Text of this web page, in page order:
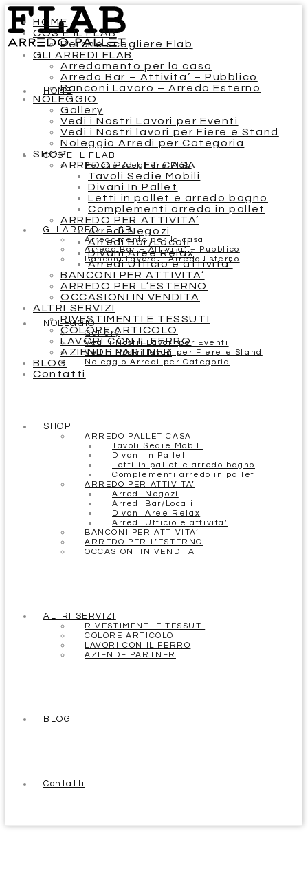
HOME
COS’E IL FLAB
Perchè scegliere Flab
GLI ARREDI FLAB
Arredamento per la casa
Arredo Bar – Attivita’ – Pubblico
Banconi Lavoro – Arredo Esterno
NOLEGGIO
Gallery
Vedi i Nostri Lavori per Eventi
Vedi i Nostri lavori per Fiere e Stand
Noleggio Arredi per Categoria
SHOP
ARREDO PALLET CASA
Tavoli Sedie Mobili
Divani In Pallet
Letti in pallet e arredo bagno
Complementi arredo in pallet
ARREDO PER ATTIVITA’
Arredi Negozi
Arredi Bar/Locali
Divani Aree Relax
Arredi Ufficio e attivita’
BANCONI PER ATTIVITA’
ARREDO PER L’ESTERNO
OCCASIONI IN VENDITA
ALTRI SERVIZI
RIVESTIMENTI E TESSUTI
COLORE ARTICOLO
LAVORI CON IL FERRO
AZIENDE PARTNER
BLOG
Contatti
HOME
COS’E IL FLAB
Perchè scegliere Flab
GLI ARREDI FLAB
Arredamento per la casa
Arredo Bar – Attivita’ – Pubblico
Banconi Lavoro – Arredo Esterno
NOLEGGIO
Gallery
Vedi i Nostri Lavori per Eventi
Vedi i Nostri lavori per Fiere e Stand
Noleggio Arredi per Categoria
SHOP
ARREDO PALLET CASA
Tavoli Sedie Mobili
Divani In Pallet
Letti in pallet e arredo bagno
Complementi arredo in pallet
ARREDO PER ATTIVITA’
Arredi Negozi
Arredi Bar/Locali
Divani Aree Relax
Arredi Ufficio e attivita’
BANCONI PER ATTIVITA’
ARREDO PER L’ESTERNO
OCCASIONI IN VENDITA
ALTRI SERVIZI
RIVESTIMENTI E TESSUTI
COLORE ARTICOLO
LAVORI CON IL FERRO
AZIENDE PARTNER
BLOG
Contatti